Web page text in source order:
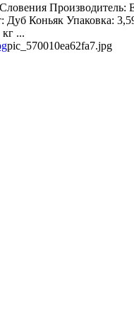
Производитель:
Дуб Коньяк Упаковка:
...
pic_570010ea62fa7.jpg